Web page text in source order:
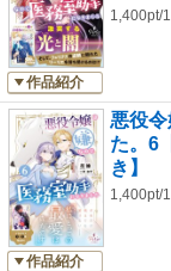
作品紹介
1,400pt/
作品紹介
悪役
た。6
き】
1,400pt/